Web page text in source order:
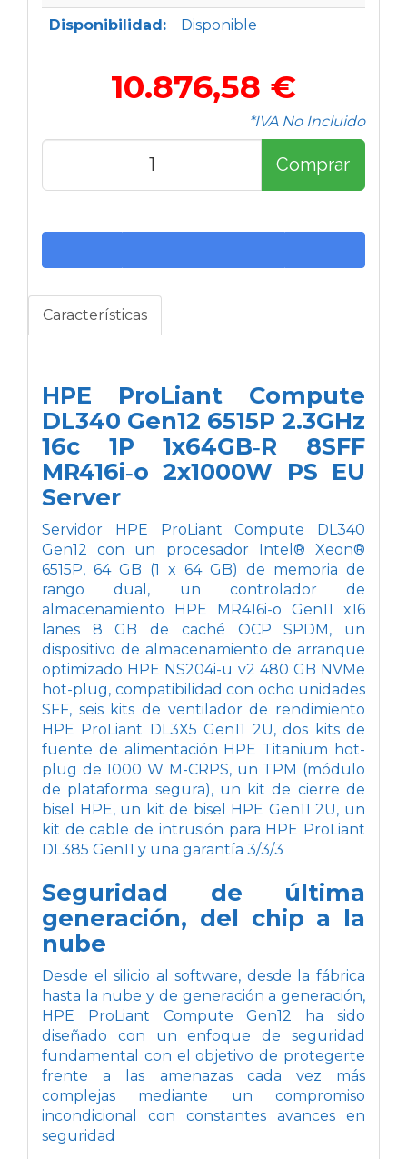
Disponibilidad: Disponible
10.876,58 €
*IVA No Incluido
Comprar
Características
HPE ProLiant Compute
DL340 Gen12 6515P 2.3GHz
16c 1P 1x64GB‑R 8SFF
MR416i‑o 2x1000W PS EU
Server
Servidor HPE ProLiant Compute DL340
Gen12 con un procesador Intel® Xeon®
6515P, 64 GB (1 x 64 GB) de memoria de
rango dual, un controlador de
almacenamiento HPE MR416i-o Gen11 x16
lanes 8 GB de caché OCP SPDM, un
dispositivo de almacenamiento de arranque
optimizado HPE NS204i-u v2 480 GB NVMe
hot-plug, compatibilidad con ocho unidades
SFF, seis kits de ventilador de rendimiento
HPE ProLiant DL3X5 Gen11 2U, dos kits de
fuente de alimentación HPE Titanium hot-
plug de 1000 W M-CRPS, un TPM (módulo
de plataforma segura), un kit de cierre de
bisel HPE, un kit de bisel HPE Gen11 2U, un
kit de cable de intrusión para HPE ProLiant
DL385 Gen11 y una garantía 3/3/3
Seguridad de última
generación, del chip a la
nube
Desde el silicio al software, desde la fábrica
hasta la nube y de generación a generación,
HPE ProLiant Compute Gen12 ha sido
diseñado con un enfoque de seguridad
fundamental con el objetivo de protegerte
frente a las amenazas cada vez más
complejas mediante un compromiso
incondicional con constantes avances en
seguridad